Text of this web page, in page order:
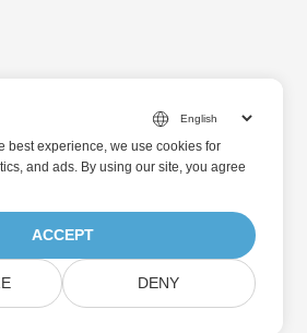
best experience, we use cookies for
and ads. By using our site, you agree
ACCEPT
DENY